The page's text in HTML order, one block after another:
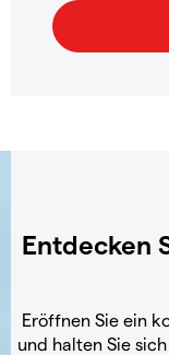
Entdecken
Eröffnen Sie ein
und halten Sie